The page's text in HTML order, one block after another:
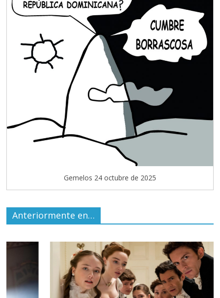
Gemelos 24 octubre de 2025
Anteriormente en…